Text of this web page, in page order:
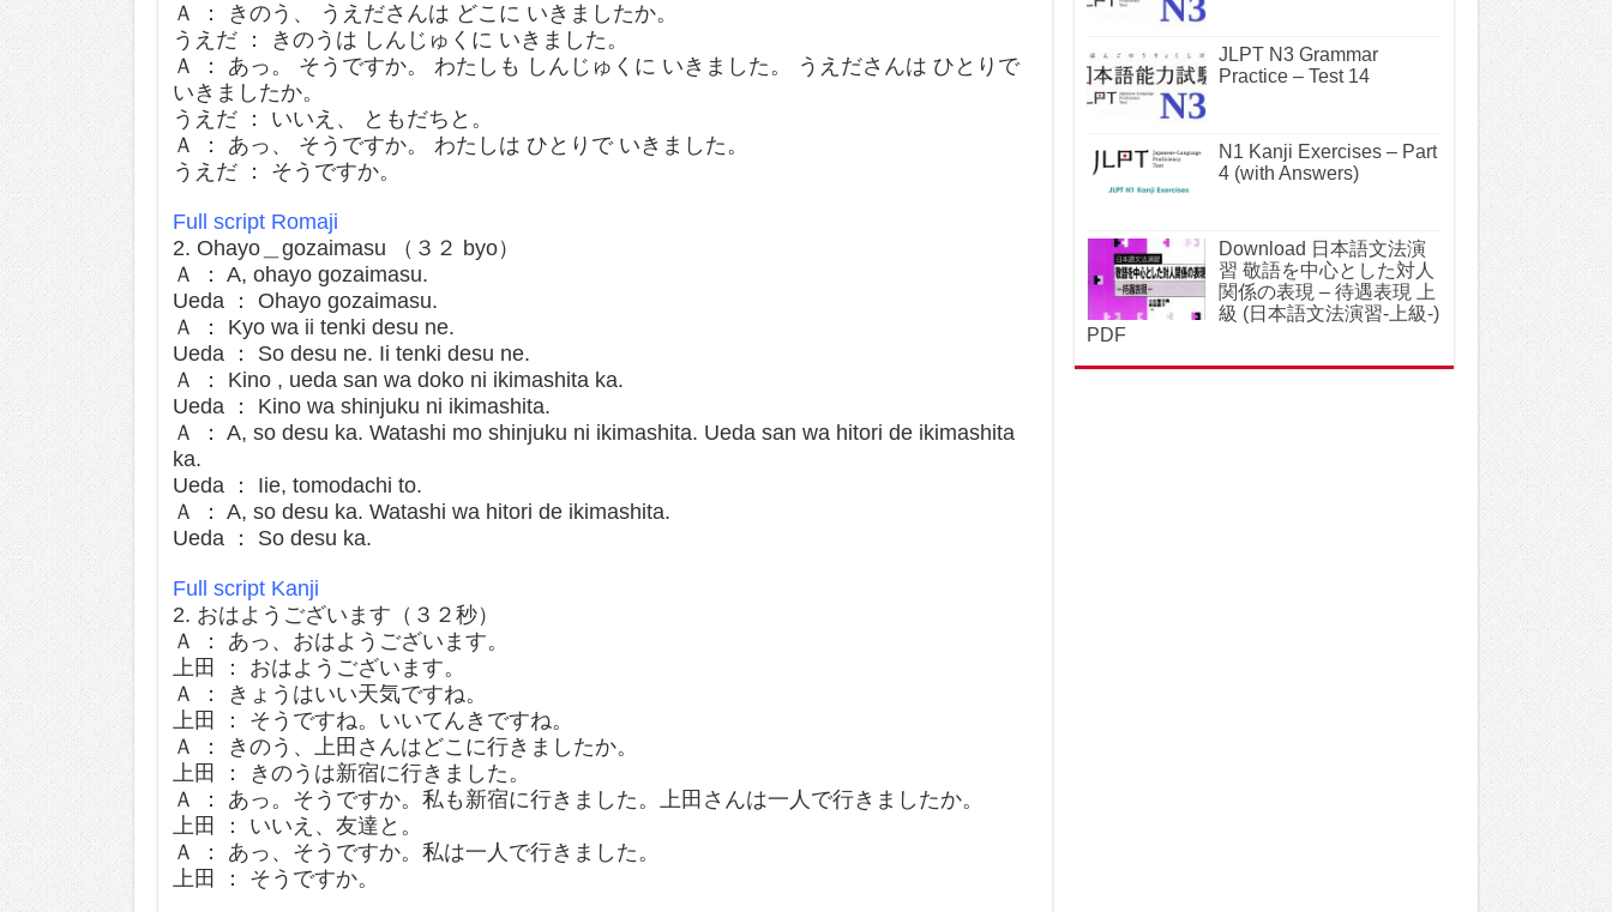
Ａ ： きのう、 うえださんは どこに いきましたか。
うえだ ： きのうは しんじゅくに いきました。
Ａ ： あっ。 そうですか。 わたしも しんじゅくに いきました。 うえださんは ひとりで
いきましたか。
うえだ ： いいえ、 ともだちと。
Ａ ： あっ、 そうですか。 わたしは ひとりで いきました。
うえだ ： そうですか。
Full script Romaji
2. Ohayo＿gozaimasu （３２ byo）
Ａ ： A, ohayo gozaimasu.
Ueda ： Ohayo gozaimasu.
Ａ ： Kyo wa ii tenki desu ne.
Ueda ： So desu ne. Ii tenki desu ne.
Ａ ： Kino , ueda san wa doko ni ikimashita ka.
Ueda ： Kino wa shinjuku ni ikimashita.
Ａ ： A, so desu ka. Watashi mo shinjuku ni ikimashita. Ueda san wa hitori de ikimashita
ka.
Ueda ： Iie, tomodachi to.
Ａ ： A, so desu ka. Watashi wa hitori de ikimashita.
Ueda ： So desu ka.
Full script Kanji
2. おはようございます（３２秒）
Ａ ： あっ、おはようございます。
上田 ： おはようございます。
Ａ ： きょうはいい天気ですね。
上田 ： そうですね。いいてんきですね。
Ａ ： きのう、上田さんはどこに行きましたか。
上田 ： きのうは新宿に行きました。
Ａ ： あっ。そうですか。私も新宿に行きました。上田さんは一人で行きましたか。
上田 ： いいえ、友達と。
Ａ ： あっ、そうですか。私は一人で行きました。
上田 ： そうですか。
JLPT N3 Grammar
Practice – Test 14
N1 Kanji Exercises – Part
4 (with Answers)
Download 日本語文法演
習 敬語を中心とした対人
関係の表現 – 待遇表現 上
級 (日本語文法演習-上級-)
PDF